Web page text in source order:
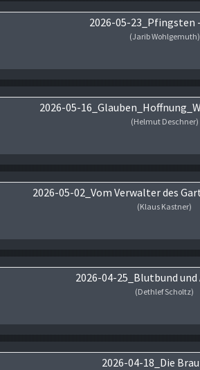
2026-05-23_Pfingsten
(Jarib Wohlgemuth)
2026-05-
(Helmut Deschner)
2026-05-02_Vom Verwalter des
(Klaus Kastner)
2026-04-25_Blutbund
(Dethlef Scholtz)
2026-04-18_Die